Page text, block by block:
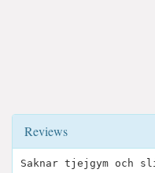
Reviews
Saknar tjejgym och